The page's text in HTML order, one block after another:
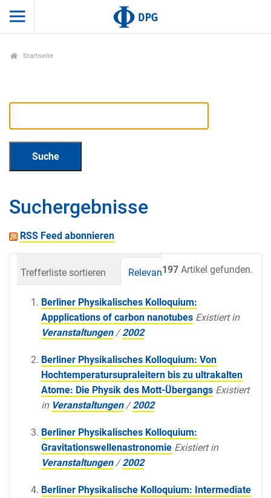
Startseite
Suchergebnisse
RSS Feed abonnieren
197 Artikel gefunden.
Trefferliste sortieren Relevanz Datum
Berliner Physikalisches Kolloquium:
Appplications of carbon nanotubes Existiert in
Veranstaltungen /2002
Berliner Physikalisches Kolloquium: Von
Hochtemperatursupraleitern bis zu ultrakalten
Atome: Die Physik des Mott-Übergangs Existiert
in Veranstaltungen /2002
Berliner Physikalisches Kolloquium:
Gravitationswellenastronomie Existiert in
Veranstaltungen /2002
Berliner Physikalische Kolloquium: Intermediate